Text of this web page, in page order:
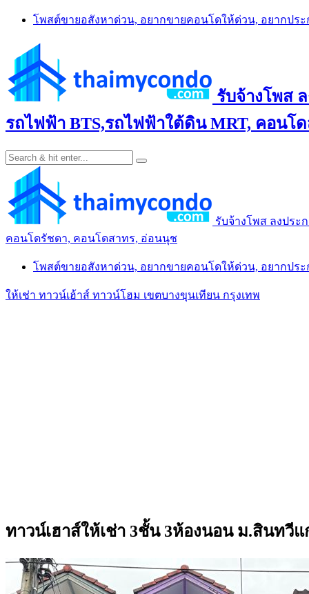
Skip
โพสต์ขายอสังหาด่วน, อยากขายคอนโดให้ด่วน, อยากปร
รับจ้างโพส
รถไฟฟ้า BTS,รถไฟฟ้าใต้ดิน MRT, คอน
รับจ้างโพส ลงประ
คอนโดรัชดา, คอนโดสาทร, อ่อนนุช
โพสต์ขายอสังหาด่วน, อยากขายคอนโดให้ด่วน, อยากปร
ให้เช่า ทาวน์เฮ้าส์ ทาวน์โฮม เขตบางขุนเทียน กรุงเทพ
ทาวน์เฮาส์ให้เช่า 3ชั้น 3ห้องนอน ม.สินทวีแ